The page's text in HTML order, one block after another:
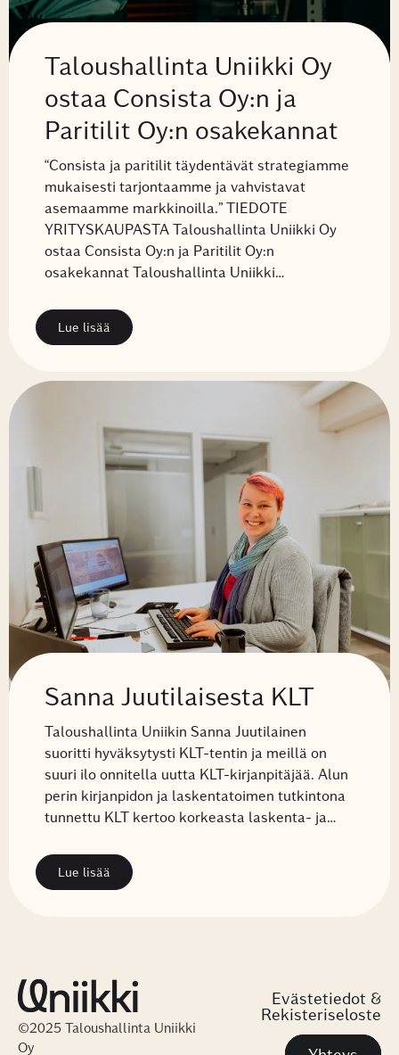
Taloushallinta Uniikki Oy
ostaa Consista Oy:n ja
Paritilit Oy:n osakekannat
“Consista ja paritilit täydentävät strategiamme
mukaisesti tarjontaamme ja vahvistavat
asemaamme markkinoilla.” TIEDOTE
YRITYSKAUPASTA Taloushallinta Uniikki Oy
ostaa Consista Oy:n ja Paritilit Oy:n
osakekannat Taloushallinta Uniikki…
Lue lisää
Sanna Juutilaisesta KLT
Taloushallinta Uniikin Sanna Juutilainen
suoritti hyväksytysti KLT-tentin ja meillä on
suuri ilo onnitella uutta KLT-kirjanpitäjää. Alun
perin kirjanpidon ja laskentatoimen tutkintona
tunnettu KLT kertoo korkeasta laskenta- ja…
Lue lisää
©2025 Taloushallinta Uniikki
Oy
Evästetiedot &
Rekisteriseloste